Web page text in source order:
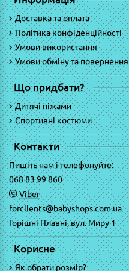
Доставка та оплата
Політика конфіденційності
Умови використання
Умови обміну та повернення
Що придбати?
Дитячі піжами
Спортивні костюми
Контакти
Пишіть нам і телефонуйте:
068 83 99 860
Viber
forclients@babyshops.com.ua
Горішні Плавні, вул. Миру 1
Корисне
Як обрати розмір?